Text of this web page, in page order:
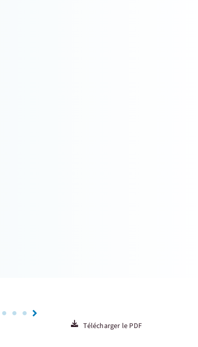
Télécharger le PDF